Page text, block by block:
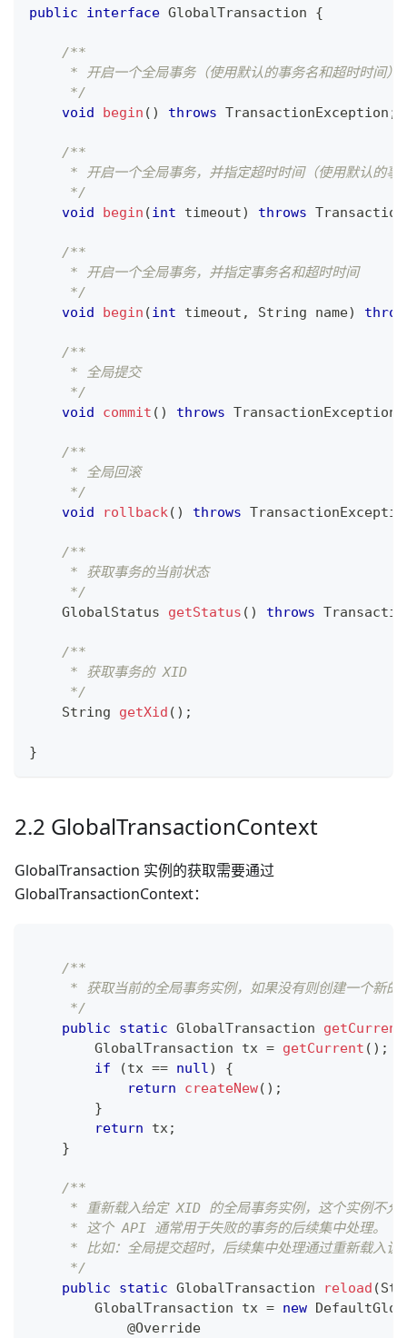
public interface GlobalTransaction {
/**
     * 开启一个全局事务（使用默认的事务名和超时时间）
     */
void
begin ( ) throws TransactionException ;
/**
* 开启一个全局事务，并指定超时时间（使用默认的事
     */
void
begin (int timeout) throws
/**
     * 开启一个全局事务，并指定事务名和超时时间
     */
void
begin (int timeout , String name)
/**
     * 全局提交
     */
void
commit ( ) throws TransactionException
/**
     * 全局回滚
     */
void
rollback( ) throws
/**
     * 获取事务的当前状态
     */
GlobalStatus
getStatus ( ) throws
/**
     * 获取事务的 XID
     */
String
getXid ( ) ;
}
2.2 GlobalTransactionContext
GlobalTransaction 实例的获取需要通过
GlobalTransactionContext：
/**
* 获取当前的全局事务实例，如果没有则创建一个新的
     */
public
static GlobalTransaction
GlobalTransaction tx = getCurrent ( ) ;
if
(tx == null)
{
return
createNew( ) ;
}
return tx;
}
/**
* 重新载入给定 XID 的全局事务实例，这个实例不允
     * 这个 API 通常用于失败的事务的后续集中处理。
* 比如：全局提交超时，后续集中处理通过重新载入该
     */
public
static GlobalTransaction reload (
GlobalTransaction tx = new
@Override